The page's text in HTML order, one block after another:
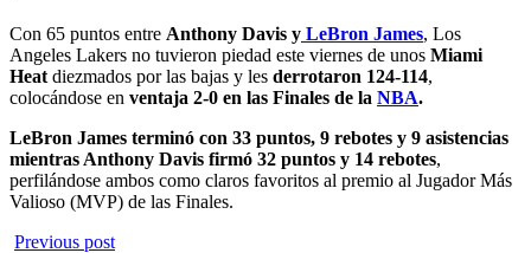
Con 65 puntos entre Anthony Davis y LeBron James, Los
Angeles Lakers no tuvieron piedad este viernes de unos Miami
Heat diezmados por las bajas y les derrotaron 124-114,
colocándose en ventaja 2-0 en las Finales de la NBA.
LeBron James terminó con 33 puntos, 9 rebotes y 9 asistencias
mientras Anthony Davis firmó 32 puntos y 14 rebotes,
perfilándose ambos como claros favoritos al premio al Jugador Más
Valioso (MVP) de las Finales.
Previous post